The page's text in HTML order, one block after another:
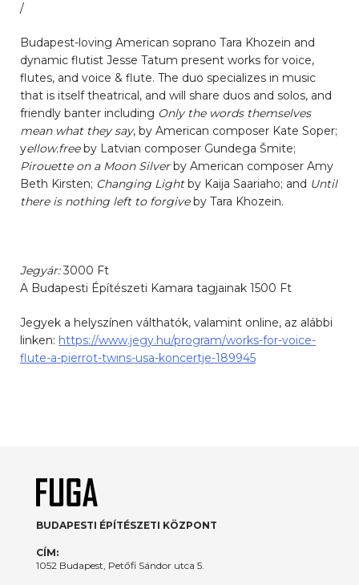
/
Budapest-loving American soprano Tara Khozein and
dynamic flutist Jesse Tatum present works for voice,
flutes, and voice & flute. The duo specializes in music
that is itself theatrical, and will share duos and solos, and
friendly banter including Only the words themselves
mean what they say, by American composer Kate Soper;
yellow.freeby Latvian composer Gundega Šmite;
Pirouette on a Moon Silver by American composer Amy
Beth Kirsten; Changing Lightby Kaija Saariaho; and Until
there is nothing left to forgiveby Tara Khozein.
Jegyár:3000 Ft
A Budapesti Építészeti Kamara tagjainak 1500 Ft
Jegyek a helyszínen válthatók, valamint online, az alábbi
linken: https://www.jegy.hu/program/works-for-voice-
flute-a-pierrot-twins-usa-koncertje-189945
BUDAPESTI ÉPÍTÉSZETI KÖZPONT
CÍM:
1052 Budapest, Petőfi Sándor utca 5.